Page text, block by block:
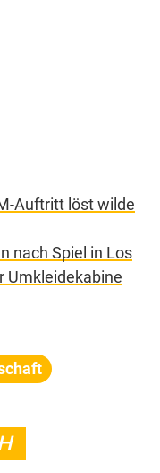
Auftritt löst wilde
nach Spiel in Los
Umkleidekabine